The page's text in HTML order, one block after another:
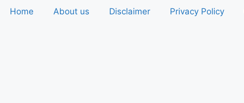
Home About us Disclaimer Privacy Policy